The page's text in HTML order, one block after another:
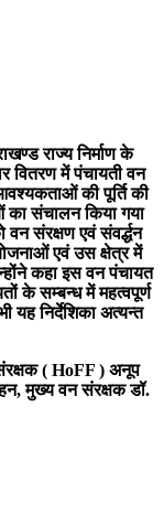
राज्य निर्माण के
वितरण में पंचायती वन
की पूर्ति की
का संचालन किया गया
संरक्षण एवं संवर्द्धन
एवं उस क्षेत्र में
कहा इस वन पंचायत
के सम्बन्ध में महत्वपूर्ण
यह निर्देशिका अत्यन्त
( HoFF ) अनूप
मुख्य वन संरक्षक डॉ.